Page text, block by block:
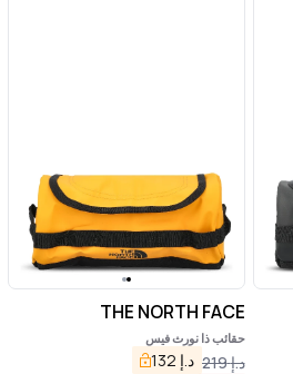
THE NORTH FACE
حقائب ذا نورث فيس
د.إ219 د.إ 132